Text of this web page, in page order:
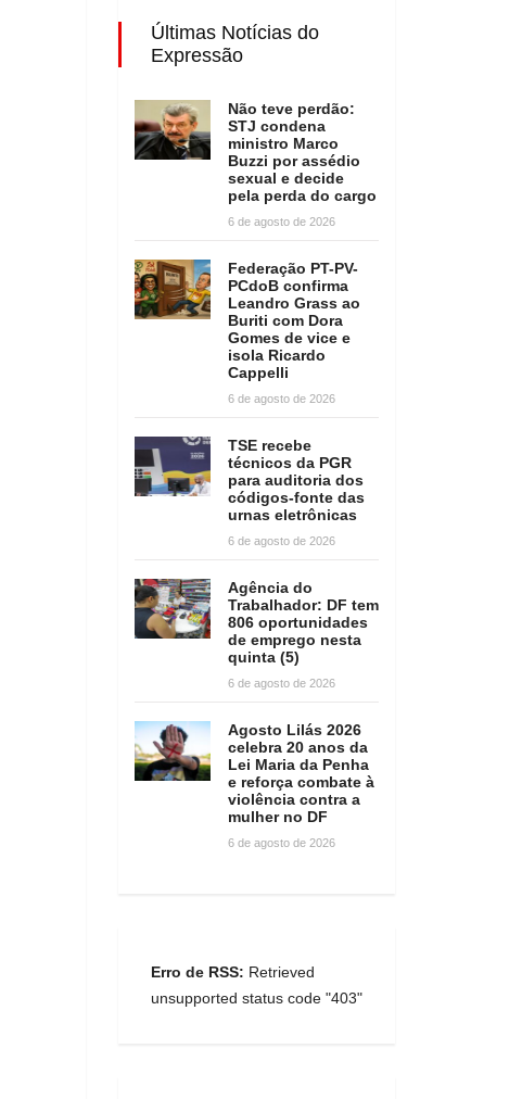
Últimas Notícias do
Expressão
Não teve perdão:
STJ condena
ministro Marco
Buzzi por assédio
sexual e decide
pela perda do cargo
6 de agosto de 2026
Federação PT-PV-
PCdoB confirma
Leandro Grass ao
Buriti com Dora
Gomes de vice e
isola Ricardo
Cappelli
6 de agosto de 2026
TSE recebe
técnicos da PGR
para auditoria dos
códigos-fonte das
urnas eletrônicas
6 de agosto de 2026
Agência do
Trabalhador: DF tem
806 oportunidades
de emprego nesta
quinta (5)
6 de agosto de 2026
Agosto Lilás 2026
celebra 20 anos da
Lei Maria da Penha
e reforça combate à
violência contra a
mulher no DF
6 de agosto de 2026
Erro de RSS: Retrieved
unsupported status code "403"